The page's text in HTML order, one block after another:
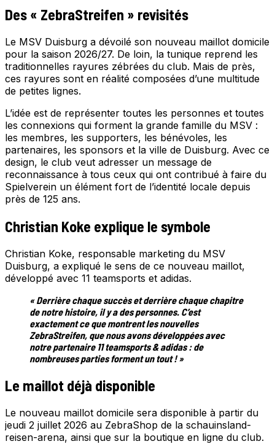
Des « ZebraStreifen » revisités
Le MSV Duisburg a dévoilé son nouveau maillot domicile
pour la saison 2026/27. De loin, la tunique reprend les
traditionnelles rayures zébrées du club. Mais de près,
ces rayures sont en réalité composées d’une multitude
de petites lignes.
L’idée est de représenter toutes les personnes et toutes
les connexions qui forment la grande famille du MSV :
les membres, les supporters, les bénévoles, les
partenaires, les sponsors et la ville de Duisburg. Avec ce
design, le club veut adresser un message de
reconnaissance à tous ceux qui ont contribué à faire du
Spielverein un élément fort de l’identité locale depuis
près de 125 ans.
Christian Koke explique le symbole
Christian Koke, responsable marketing du MSV
Duisburg, a expliqué le sens de ce nouveau maillot,
développé avec 11 teamsports et adidas.
« Derrière chaque succès et derrière chaque chapitre
de notre histoire, il y a des personnes. C’est
exactement ce que montrent les nouvelles
ZebraStreifen, que nous avons développées avec
notre partenaire 11 teamsports & adidas : de
nombreuses parties forment un tout ! »
Le maillot déjà disponible
Le nouveau maillot domicile sera disponible à partir du
jeudi 2 juillet 2026 au ZebraShop de la schauinsland-
reisen-arena, ainsi que sur la boutique en ligne du club.